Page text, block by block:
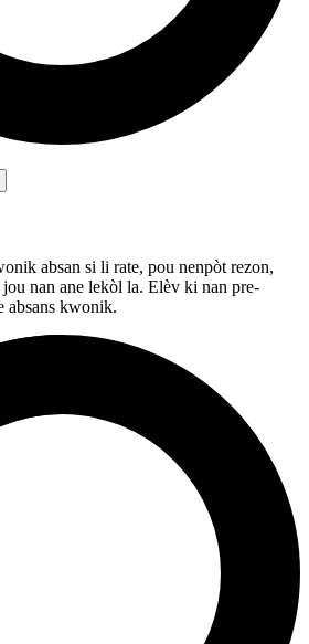
absan si li rate, pou nenpòt rezon,
nan ane lekòl la. Elèv ki nan pre-
absans kwonik.